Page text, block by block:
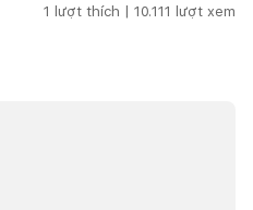
1 lượt thích | 10.111 lượt xem